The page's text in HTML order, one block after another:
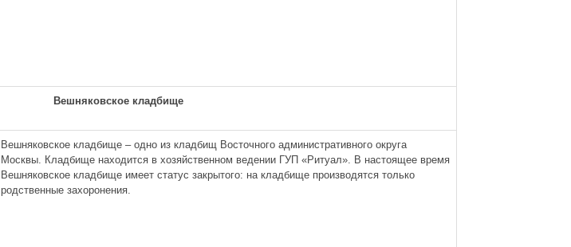
Вешняковское кладбище
Вешняковское кладбище – одно из кладбищ Восточного административного округа
Москвы. Кладбище находится в хозяйственном ведении ГУП «Ритуал». В настоящее время
Вешняковское кладбище имеет статус закрытого: на кладбище производятся только
родственные захоронения.